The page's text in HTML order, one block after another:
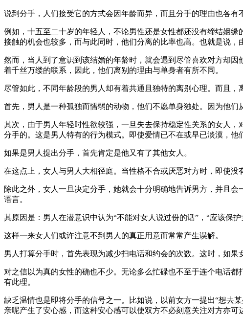
说到分手，人们接受它的方式会因年龄而异，而且分手的理由也各有
例如，十五至二十岁的年轻人，不论男性还是女性都还没有缔结姻
接触的机会也较多，而与此同时，他们分离的比率也高。也就是说
然而，当人到了意识到该结婚的年龄时，就会遇到尽管喜欢对方却
着千丝万缕的联系，因此，他们离别的理由与单身者有所不同。
尽管如此，不同年龄段的男人却有着共通且独特的离别心理。而且，
首先，男人是一种孤独而懦弱的动物，他们不愿单身独处。因为他
其次，由于男人年轻时性欲较强，一旦失去保持稳定性关系的女人
分手的。这是男人特有的行为模式。即使爱情已不在或早已淡漠，他
如果是男人提出分手，首先肯定是他又有了其他女人。
在这点上，女人与男人大相径庭。当性格不合或厌恶对方时，即使没
除此之外，女人一旦决定分手，她就会十分明确地告诉男方，并且
语言。
其原因是：男人在潜意识中认为“不能对女人说过份的话”，“应该保
这样一来女人们或许注意不到男人的真正用意而常常产生误解。
男人打算分手时，首先表现为减少扫电话和约会的次数。这时，如果
对之信以为真的女性的确也不少。无论多么忙碌也不至于连个电话
有此理。
缺乏温情也是即将分手的信号之一。比如说，以前女方一提出“想去
亲呢产生了安心感，而这种安心感可以使双方不必刻意关注对方亦